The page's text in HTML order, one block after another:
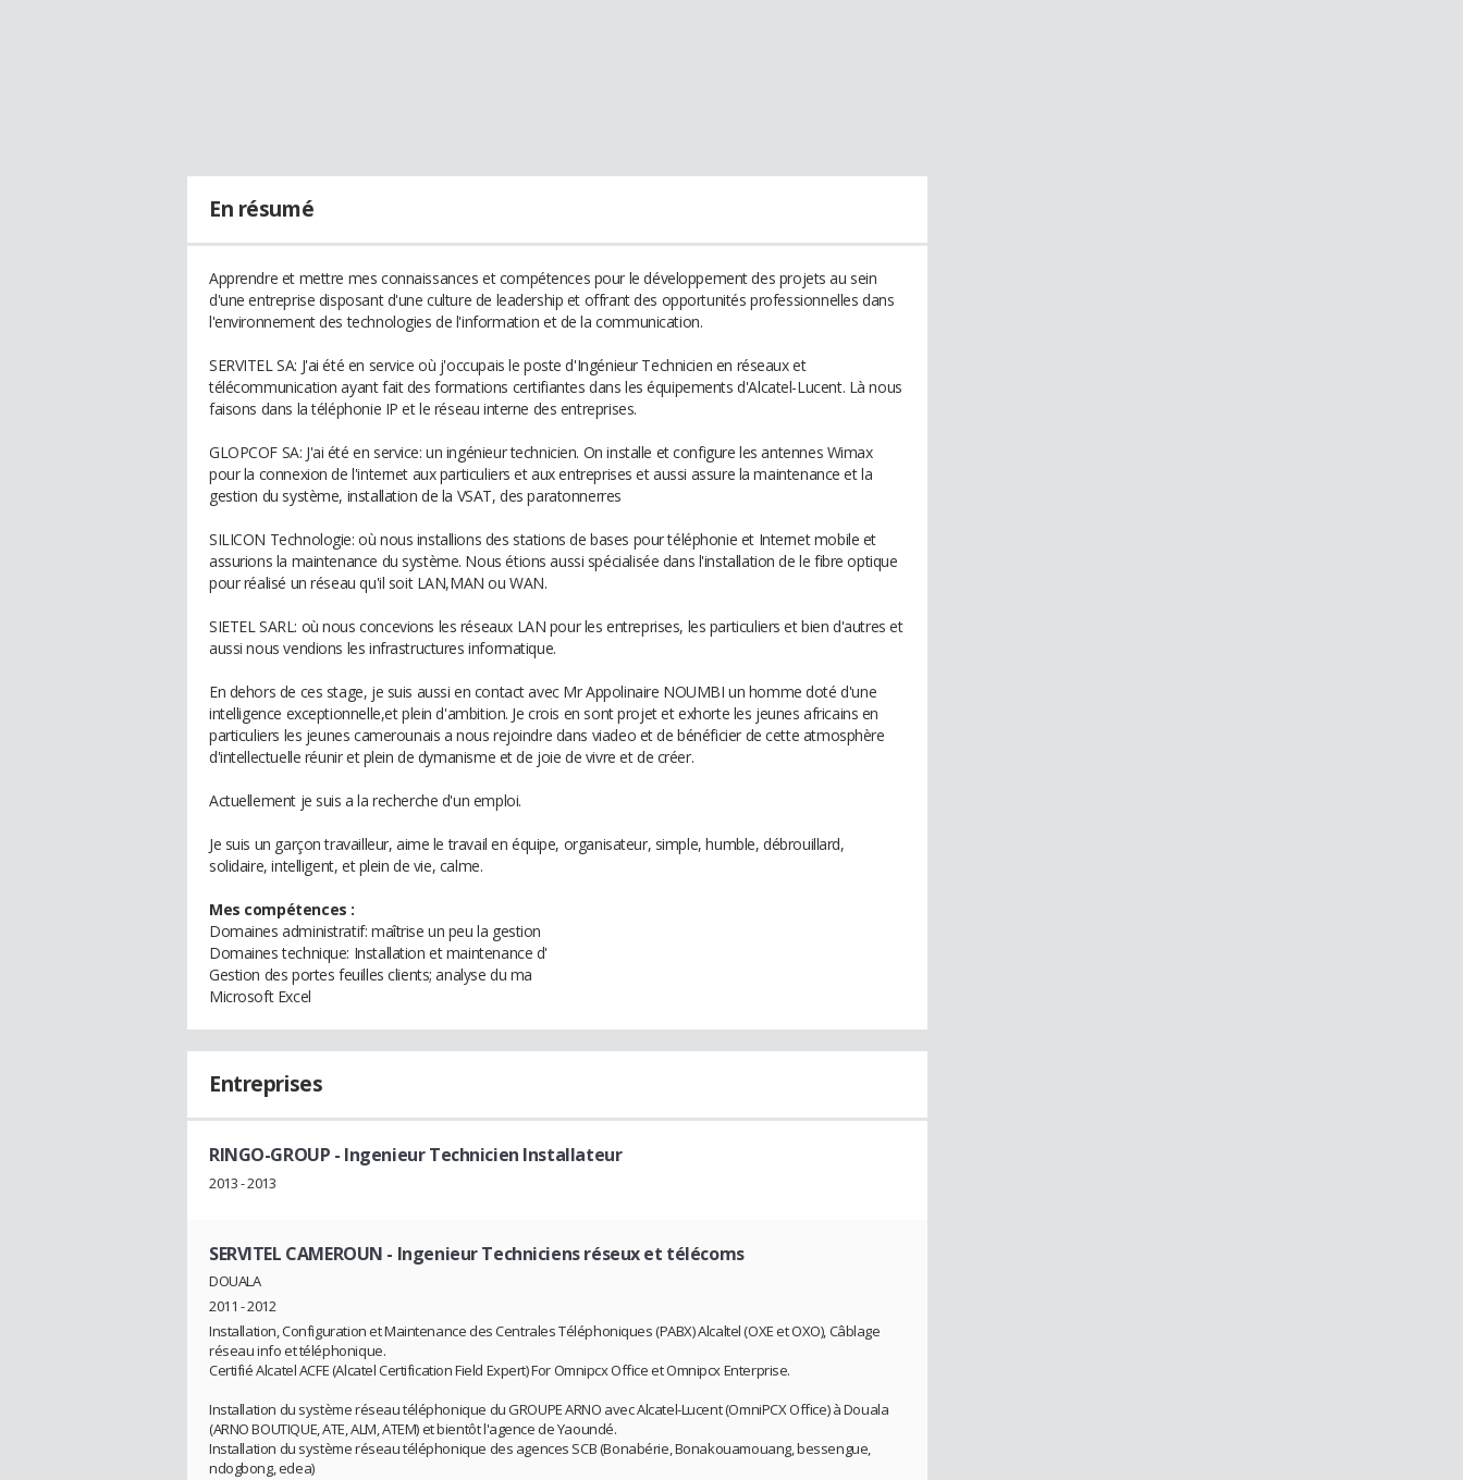
En résumé
Apprendre et mettre mes connaissances et compétences pour le développement des projets au sein
d'une entreprise disposant d'une culture de leadership et offrant des opportunités professionnelles dans
l'environnement des technologies de l'information et de la communication.
SERVITEL SA: J'ai été en service où j'occupais le poste d'Ingénieur Technicien en réseaux et
télécommunication ayant fait des formations certifiantes dans les équipements d'Alcatel-Lucent. Là nous
faisons dans la téléphonie IP et le réseau interne des entreprises.
GLOPCOF SA: J'ai été en service: un ingénieur technicien. On installe et configure les antennes Wimax
pour la connexion de l'internet aux particuliers et aux entreprises et aussi assure la maintenance et la
gestion du système, installation de la VSAT, des paratonnerres
SILICON Technologie: où nous installions des stations de bases pour téléphonie et Internet mobile et
assurions la maintenance du système. Nous étions aussi spécialisée dans l'installation de le fibre optique
pour réalisé un réseau qu'il soit LAN,MAN ou WAN.
SIETEL SARL: où nous concevions les réseaux LAN pour les entreprises, les particuliers et bien d'autres et
aussi nous vendions les infrastructures informatique.
En dehors de ces stage, je suis aussi en contact avec Mr Appolinaire NOUMBI un homme doté d'une
intelligence exceptionnelle,et plein d'ambition. Je crois en sont projet et exhorte les jeunes africains en
particuliers les jeunes camerounais a nous rejoindre dans viadeo et de bénéficier de cette atmosphère
d'intellectuelle réunir et plein de dymanisme et de joie de vivre et de créer.
Actuellement je suis a la recherche d'un emploi.
Je suis un garçon travailleur, aime le travail en équipe, organisateur, simple, humble, débrouillard,
solidaire, intelligent, et plein de vie, calme.
Mes compétences :
Domaines administratif: maîtrise un peu la gestion
Domaines technique: Installation et maintenance d'
Gestion des portes feuilles clients; analyse du ma
Microsoft Excel
Entreprises
RINGO-GROUP - Ingenieur Technicien Installateur
2013 - 2013
SERVITEL CAMEROUN - Ingenieur Techniciens réseux et télécoms
DOUALA
2011 - 2012
Installation, Configuration et Maintenance des Centrales Téléphoniques (PABX) Alcaltel (OXE et OXO), Câblage
réseau info et téléphonique.
Certifié Alcatel ACFE (Alcatel Certification Field Expert) For Omnipcx Office et Omnipcx Enterprise.
Installation du système réseau téléphonique du GROUPE ARNO avec Alcatel-Lucent (OmniPCX Office) à Douala
(ARNO BOUTIQUE, ATE, ALM, ATEM) et bientôt l'agence de Yaoundé.
Installation du système réseau téléphonique des agences SCB (Bonabérie, Bonakouamouang, bessengue,
ndogbong, edea)